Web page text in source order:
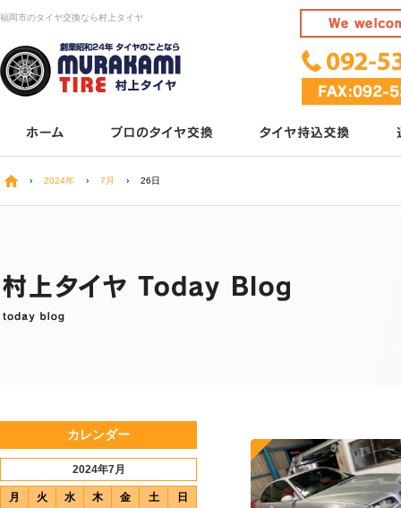
福岡市のタイヤ交換なら村上タイヤ
› 2024年 › 7月 › 26日
カレンダー
2024年7月
月 火 水 木 金 土 日